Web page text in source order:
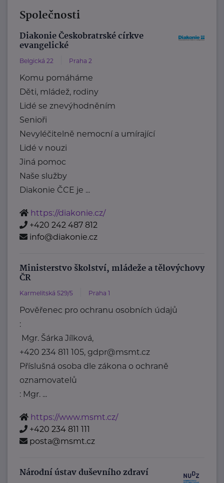
Společnosti
Diakonie Českobratrské církve
evangelické
Belgická 22 Praha 2
Komu pomáháme
Děti, mládež, rodiny
Lidé se znevýhodněním
Senioři
Nevyléčitelně nemocní a umírající
Lidé v nouzi
Jiná pomoc
Naše služby
Diakonie ČCE je ...
https://diakonie.cz/
+420 242 487 812
info@diakonie.cz
Ministerstvo školství, mládeže a tělovýchovy
ČR
Karmelitská 529/5 Praha 1
Pověřenec pro ochranu osobních údajů
:
Mgr. Šárka Jílková,
+420 234 811 105, gdpr@msmt.cz
Příslušná osoba dle zákona o ochraně
oznamovatelů
: Mgr. ...
https://www.msmt.cz/
+420 234 811 111
posta@msmt.cz
Národní ústav duševního zdraví